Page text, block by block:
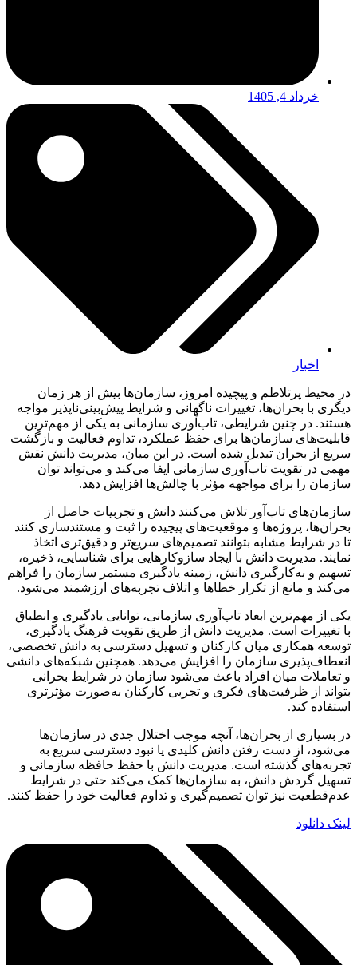
خرداد 4, 1405
اخبار
در محیط پرتلاطم و پیچیده امروز، سازمان‌ها بیش از هر زمان
دیگری با بحران‌ها، تغییرات ناگهانی و شرایط پیش‌بینی‌ناپذیر مواجه
هستند. در چنین شرایطی، تاب‌آوری سازمانی به یکی از مهم‌ترین
قابلیت‌های سازمان‌ها برای حفظ عملکرد، تداوم فعالیت و بازگشت
سریع از بحران تبدیل شده است. در این میان، مدیریت دانش نقش
مهمی در تقویت تاب‌آوری سازمانی ایفا می‌کند و می‌تواند توان
سازمان را برای مواجهه مؤثر با چالش‌ها افزایش دهد.
سازمان‌های تاب‌آور تلاش می‌کنند دانش و تجربیات حاصل از
بحران‌ها، پروژه‌ها و موقعیت‌های پیچیده را ثبت و مستندسازی کنند
تا در شرایط مشابه بتوانند تصمیم‌های سریع‌تر و دقیق‌تری اتخاذ
نمایند. مدیریت دانش با ایجاد سازوکارهایی برای شناسایی، ذخیره،
تسهیم و به‌کارگیری دانش، زمینه یادگیری مستمر سازمان را فراهم
می‌کند و مانع از تکرار خطاها و اتلاف تجربه‌های ارزشمند می‌شود.
یکی از مهم‌ترین ابعاد تاب‌آوری سازمانی، توانایی یادگیری و انطباق
با تغییرات است. مدیریت دانش از طریق تقویت فرهنگ یادگیری،
توسعه همکاری میان کارکنان و تسهیل دسترسی به دانش تخصصی،
انعطاف‌پذیری سازمان را افزایش می‌دهد. همچنین شبکه‌های دانشی
و تعاملات میان افراد باعث می‌شود سازمان در شرایط بحرانی
بتواند از ظرفیت‌های فکری و تجربی کارکنان به‌صورت مؤثرتری
استفاده کند.
در بسیاری از بحران‌ها، آنچه موجب اختلال جدی در سازمان‌ها
می‌شود، از دست رفتن دانش کلیدی یا نبود دسترسی سریع به
تجربه‌های گذشته است. مدیریت دانش با حفظ حافظه سازمانی و
تسهیل گردش دانش، به سازمان‌ها کمک می‌کند حتی در شرایط
عدم‌قطعیت نیز توان تصمیم‌گیری و تداوم فعالیت خود را حفظ کنند.
لینک دانلود